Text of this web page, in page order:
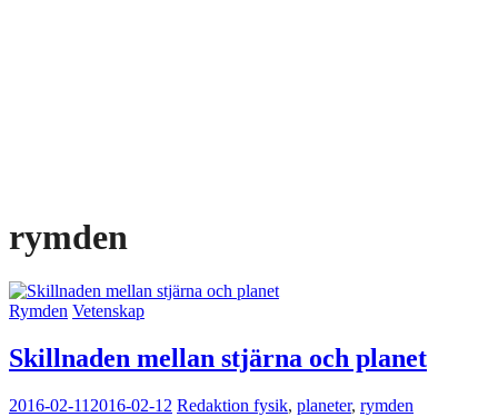
rymden
Rymden Vetenskap
Skillnaden mellan stjärna och planet
2016-02-11 2016-02-12 Redaktion fysik, planeter, rymden